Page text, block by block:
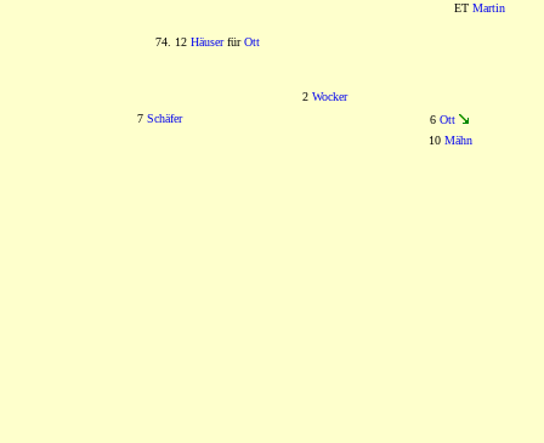
ET Martin
74. 12 HäuserfürOtt
2 Wocker
7 Schäfer 6 Ott
10 Mähn